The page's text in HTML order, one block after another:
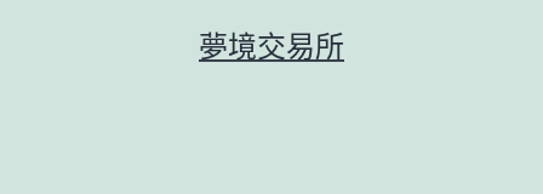
夢境交易所